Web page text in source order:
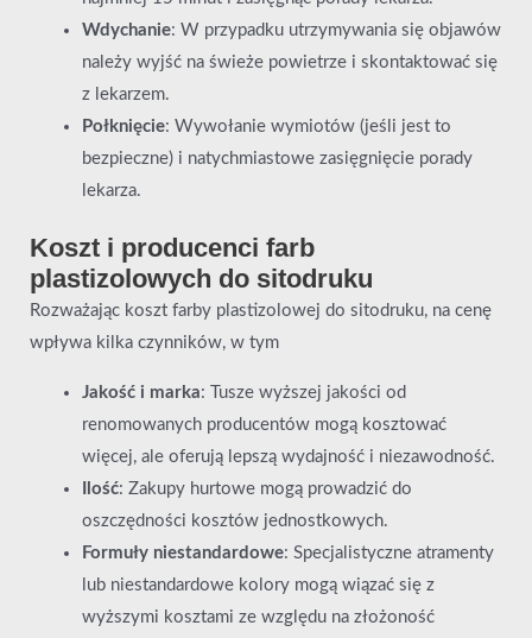
Wdychanie: W przypadku utrzymywania się objawów
należy wyjść na świeże powietrze i skontaktować się
z lekarzem.
Połknięcie: Wywołanie wymiotów (jeśli jest to
bezpieczne) i natychmiastowe zasięgnięcie porady
lekarza.
Koszt i producenci farb
plastizolowych do sitodruku
Rozważając koszt farby plastizolowej do sitodruku, na cenę
wpływa kilka czynników, w tym
Jakość i marka: Tusze wyższej jakości od
renomowanych producentów mogą kosztować
więcej, ale oferują lepszą wydajność i niezawodność.
Ilość: Zakupy hurtowe mogą prowadzić do
oszczędności kosztów jednostkowych.
Formuły niestandardowe: Specjalistyczne atramenty
lub niestandardowe kolory mogą wiązać się z
wyższymi kosztami ze względu na złożoność